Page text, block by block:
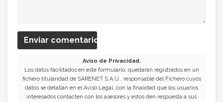
Enviar comentario
Aviso de Privacidad.
Los datos facilitados en este formulario, quedarán registrados en un
fichero titularidad de SARENET S.A.U., responsable del Fichero cuyos
datos se detallan en el Aviso Legal, con la finalidad que los usuarios
interesados contacten con los asesores y estos den respuesta a sus